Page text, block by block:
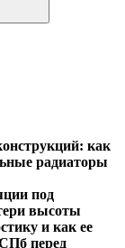
как
радиаторы
под
высоты
и как ее
перед